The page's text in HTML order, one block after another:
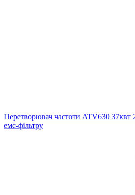
Перетворювач частоти ATV630 37квт
емс-фільтру